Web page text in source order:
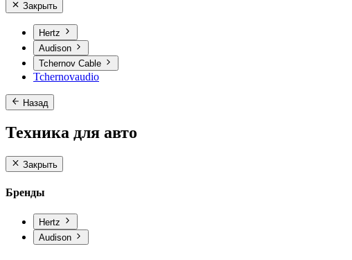
Закрыть
Hertz
Audison
Tchernov Cable
Tchernovaudio
Назад
Техника для авто
Закрыть
Бренды
Hertz
Audison